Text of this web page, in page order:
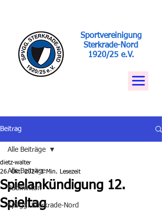
Sportvereinigung
Sterkrade-Nord
1920/25 e.V.
Beitrag
Alle Beiträge
Badminton
Spvgg. Sterkrade-Nord
Alle Beiträge
Spielankündigung 12.
Spieltag
dietz-walter
26. Okt. 2024 1 Min. Lesezeit